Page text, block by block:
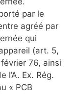
par le
agréé par
qui
(art. 5,
février 76, ainsi
l’A. Ex. Rég.
« PCB